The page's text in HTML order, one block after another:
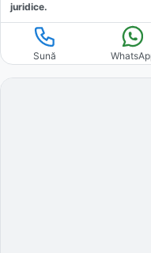
juridice.
Sună